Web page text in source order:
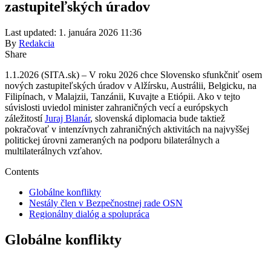
zastupiteľských úradov
Last updated: 1. januára 2026 11:36
By Redakcia
Share
1.1.2026 (SITA.sk) – V roku 2026 chce Slovensko sfunkčniť osem
nových zastupiteľských úradov v Alžírsku, Austrálii, Belgicku, na
Filipínach, v Malajzii, Tanzánii, Kuvajte a Etiópii. Ako v tejto
súvislosti uviedol minister zahraničných vecí a európskych
záležitostíJuraj Blanár, slovenská diplomacia bude taktiež
pokračovať v intenzívnych zahraničných aktivitách na najvyššej
politickej úrovni zameraných na podporu bilaterálnych a
multilaterálnych vzťahov.
Contents
Globálne konflikty
Nestály člen v Bezpečnostnej rade OSN
Regionálny dialóg a spolupráca
Globálne konflikty